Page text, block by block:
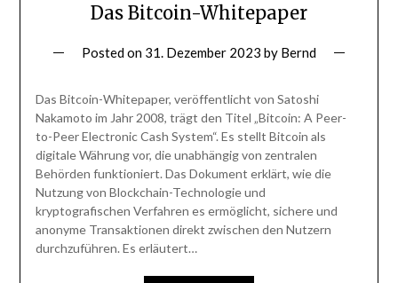
Das Bitcoin-Whitepaper
Posted on 31. Dezember 2023 by Bernd
Das Bitcoin-Whitepaper, veröffentlicht von Satoshi
Nakamoto im Jahr 2008, trägt den Titel „Bitcoin: A Peer-
to-Peer Electronic Cash System“. Es stellt Bitcoin als
digitale Währung vor, die unabhängig von zentralen
Behörden funktioniert. Das Dokument erklärt, wie die
Nutzung von Blockchain-Technologie und
kryptografischen Verfahren es ermöglicht, sichere und
anonyme Transaktionen direkt zwischen den Nutzern
durchzuführen. Es erläutert…